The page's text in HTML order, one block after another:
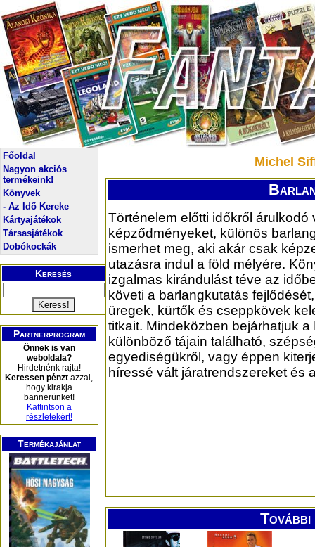
Főoldal
Nagyon akciós
termékeink!
Könyvek
- Az Idő Kereke
Kártyajátékok
Társasjátékok
Dobókockák
Keresés
Partnerprogram
Önnek is van
weboldala?
Hirdetnénk rajta!
Keressen pénzt azzal,
hogy kirakja
bannerünket!
Kattintson a
részletekért!
Termékajánlat
Michel
Történelem előtti időkről árulkodó
képződményeket, különös
ismerhet meg, aki akár csak
utazásra indul a föld mélyére.
izgalmas kirándulást téve az
követi a barlangkutatás
üregek, kürtők és cseppkövek
titkait. Mindeközben bejárhatjuk a
különböző tájain található,
egyediségükről, vagy éppen
híressé vált járatrendszereket és